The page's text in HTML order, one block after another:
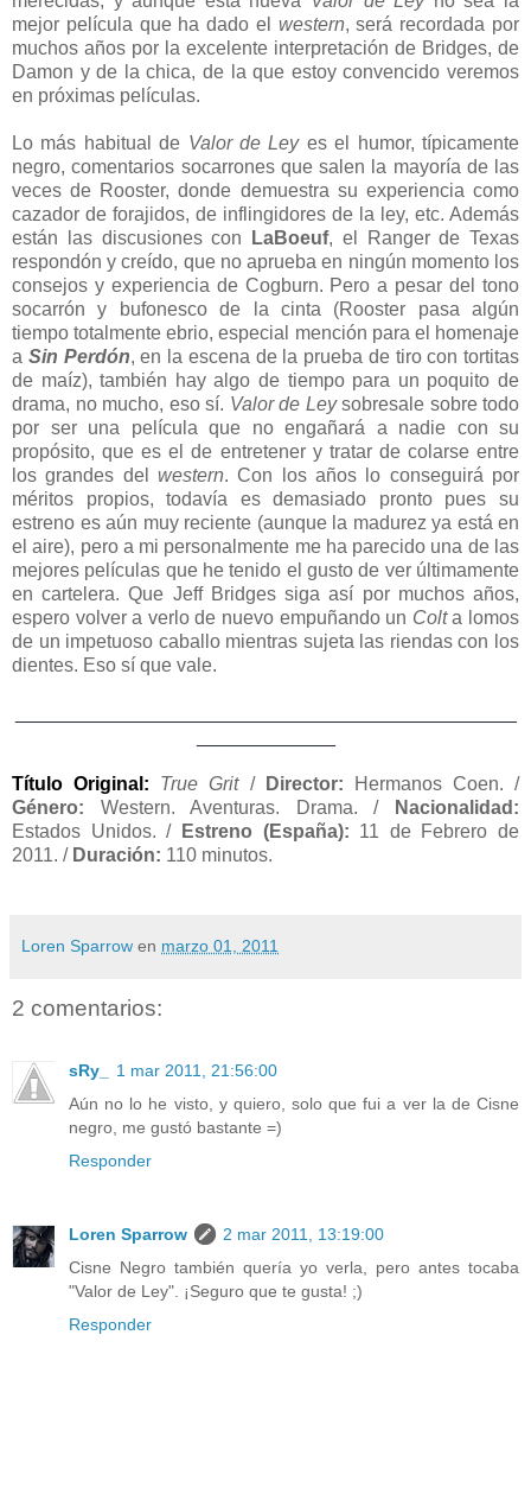
mejor película que ha dado el western, será recordada por
muchos años por la excelente interpretación de Bridges, de
Damon y de la chica, de la que estoy convencido veremos
en próximas películas.
Lo más habitual de Valor de Leyes el humor, típicamente
negro, comentarios socarrones que salen la mayoría de las
veces de Rooster, donde demuestra su experiencia como
cazador de forajidos, de inflingidores de la ley, etc. Además
están las discusiones con
LaBoeuf, el Ranger de Texas
respondón y creído, que no aprueba en ningún momento los
consejos y experiencia de Cogburn. Pero a pesar del tono
socarrón y bufonesco de la cinta (Rooster pasa algún
tiempo totalmente ebrio, especial mención para el homenaje
a Sin Perdón, en la escena de la prueba de tiro con tortitas
de maíz), también hay algo de tiempo para un poquito de
drama, no mucho, eso sí. Valor de Leysobresale sobre todo
por ser una película que no engañará a nadie con su
propósito, que es el de entretener y tratar de colarse entre
los grandes del western. Con los años lo conseguirá por
méritos propios, todavía es demasiado pronto pues su
estreno es aún muy reciente (aunque la madurez ya está en
el aire), pero a mi personalmente me ha parecido una de las
mejores películas que he tenido el gusto de ver últimamente
en cartelera. Que Jeff Bridges siga así por muchos años,
espero volver a verlo de nuevo empuñando un Colta lomos
de un impetuoso caballo mientras sujeta las riendas con los
dientes. Eso sí que vale.
Título Original: True Grit / Director:
Hermanos Coen. /
Género:
Western. Aventuras. Drama. /
Nacionalidad:
Estados Unidos. /
Estreno (España): 11 de Febrero de
2011. / Duración: 110 minutos.
Loren Sparrow en marzo 01, 2011
2 comentarios:
sRy_
1 mar 2011, 21:56:00
Aún no lo he visto, y quiero, solo que fui a ver la de Cisne
negro, me gustó bastante =)
Responder
Loren Sparrow
2 mar 2011, 13:19:00
Cisne Negro también quería yo verla, pero antes tocaba
"Valor de Ley". ¡Seguro que te gusta! ;)
Responder